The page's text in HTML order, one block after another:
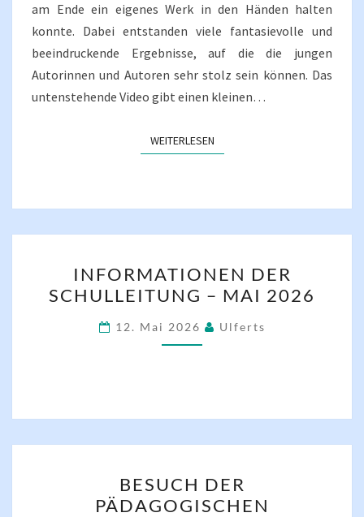
am Ende ein eigenes Werk in den Händen halten
konnte. Dabei entstanden viele fantasievolle und
beeindruckende Ergebnisse, auf die die jungen
Autorinnen und Autoren sehr stolz sein können. Das
untenstehende Video gibt einen kleinen…
WEITERLESENWEITERLESEN
DER
SCHULLEITUNG
–
MAI
INFORMATIONEN DER
SCHULLEITUNG – MAI 2026
12. Mai 2026 Ulferts
DER
PÄDAGOGISCHEN
BESUCH DER
PÄDAGOGISCHEN